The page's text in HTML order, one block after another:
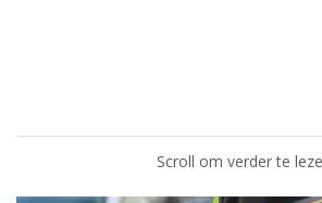
Scroll om verder te